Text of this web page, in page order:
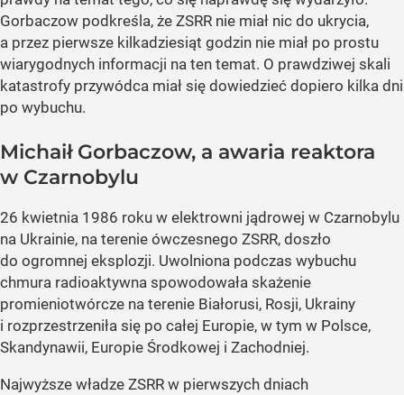
Gorbaczow podkreśla, że ZSRR nie miał nic do ukrycia,
a przez pierwsze kilkadziesiąt godzin nie miał po prostu
wiarygodnych informacji na ten temat. O prawdziwej skali
katastrofy przywódca miał się dowiedzieć dopiero kilka dni
po wybuchu.
Michaił Gorbaczow, a awaria reaktora
w Czarnobylu
26 kwietnia 1986 roku w elektrowni jądrowej w Czarnobylu
na Ukrainie, na terenie ówczesnego ZSRR, doszło
do ogromnej eksplozji. Uwolniona podczas wybuchu
chmura radioaktywna spowodowała skażenie
promieniotwórcze na terenie Białorusi, Rosji, Ukrainy
i rozprzestrzeniła się po całej Europie, w tym w Polsce,
Skandynawii, Europie Środkowej i Zachodniej.
Najwyższe władze ZSRR w pierwszych dniach